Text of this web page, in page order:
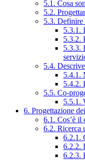
5.1. Cosa
5.2.
5.3.
5.3.1.
5.3.2.
5.3.3.
5.4.
5.4.1.
5.4.2.
5.5. Co-
5.5.1.
6. Progettazione
6.1. Cos’è il
6.2. Ricerca
6.2.1.
6.2.2.
6.2.3.